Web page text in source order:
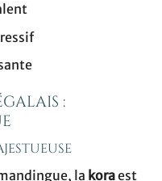
:
la koraest